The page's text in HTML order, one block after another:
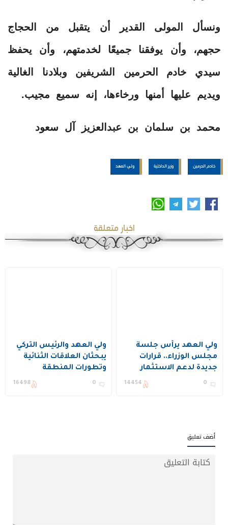
ونسأل المولى القدير أن يتقبل من الحجاج
حجهم، وأن يوفقنا جميعًا لخدمتهم، وأن يحفظ
سيدي خادم الحرمين الشريفين وبلادنا الغالية
ويديم عليها أمنها ورخاءها، إنه سميع مجيب.
محمد بن سلمان بن عبدالعزيز آل سعود
خادم الحرمين وزير الداخلية ولي العهد
اخبار متعلقة
ولي العهد يرأس جلسة
مجلس الوزراء.. قرارات
جديدة لدعم الاستثمار
والإسكان والذكاء
0
14454
ولي العهد والرئيس التركي
يبحثان العلاقات الثنائية
وتطورات المنطقة
0
16498
أضف تعليق